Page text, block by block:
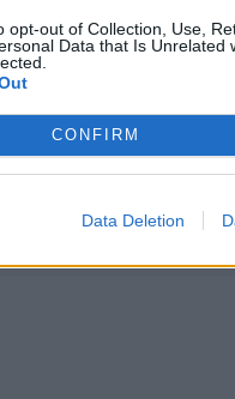
opt-out of Collection, Use,
Data that Is Unrelated
CONFIRM
Data Deletion
giocatore che sarà
Olivera
volevo pareggiare